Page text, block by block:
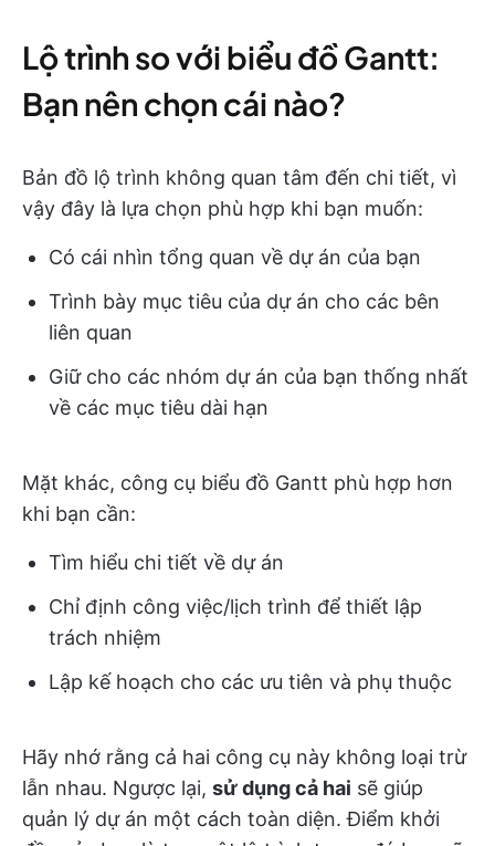
Lộ trình so với biểu đồ Gantt:
Bạn nên chọn cái nào?
Bản đồ lộ trình không quan tâm đến chi tiết, vì
vậy đây là lựa chọn phù hợp khi bạn muốn:
Có cái nhìn tổng quan về dự án của bạn
Trình bày mục tiêu của dự án cho các bên
liên quan
Giữ cho các nhóm dự án của bạn thống nhất
về các mục tiêu dài hạn
Mặt khác, công cụ biểu đồ Gantt phù hợp hơn
khi bạn cần:
Tìm hiểu chi tiết về dự án
Chỉ định công việc/lịch trình để thiết lập
trách nhiệm
Lập kế hoạch cho các ưu tiên và phụ thuộc
Hãy nhớ rằng cả hai công cụ này không loại trừ
lẫn nhau. Ngược lại, sử dụng cả hai sẽ giúp
quản lý dự án một cách toàn diện. Điểm khởi